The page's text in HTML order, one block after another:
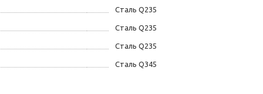
Сталь Q235
Сталь Q235
Сталь Q235
Сталь Q345